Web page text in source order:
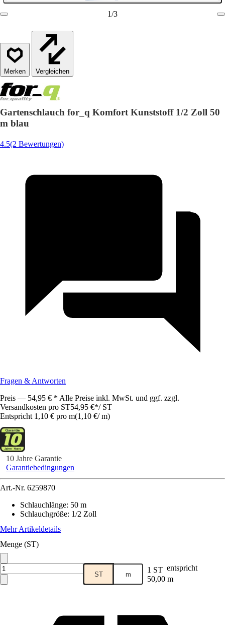
1/3
Vergleichen
Gartenschlauch for_q Komfort Kunststoff 1/2 Zoll 50
m blau
4.5(2 Bewertungen)
Fragen & Antworten
Preis — 54,95 € * Alle Preise inkl. MwSt. und ggf. zzgl.
Versandkosten pro ST54,95 €*/ ST
Entspricht 1,10 € pro m(1,10 €/ m)
10 Jahre Garantie
Garantiebedingungen
Art.-Nr. 6259870
Schlauchlänge: 50 m
Schlauchgröße: 1/2 Zoll
Mehr Artikeldetails
Menge (ST)
ST m 1 ST entspricht
50,00 m